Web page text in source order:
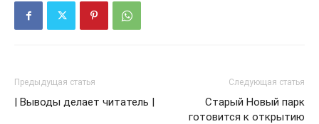
Предыдущая статья
| Выводы делает читатель |
Следующая статья
Старый Новый парк
готовится к открытию